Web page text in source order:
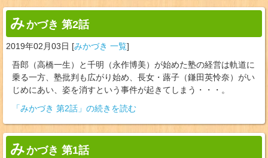
みかづき 第2話
2019年02月03日 [みかづき 一覧]
吾郎（高橋一生）と千明（永作博美）が始めた塾の経営は軌道に
乗る一方、塾批判も広がり始め、長女・蕗子（鎌田英怜奈）がい
じめにあい、姿を消すという事件が起きてしまう・・・。
「みかづき 第2話」の続きを読む
みかづき 第1話